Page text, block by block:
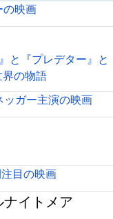
の映画
と『プレデター』と
界の物語
ッガー主演の映画
目の映画
イトメア